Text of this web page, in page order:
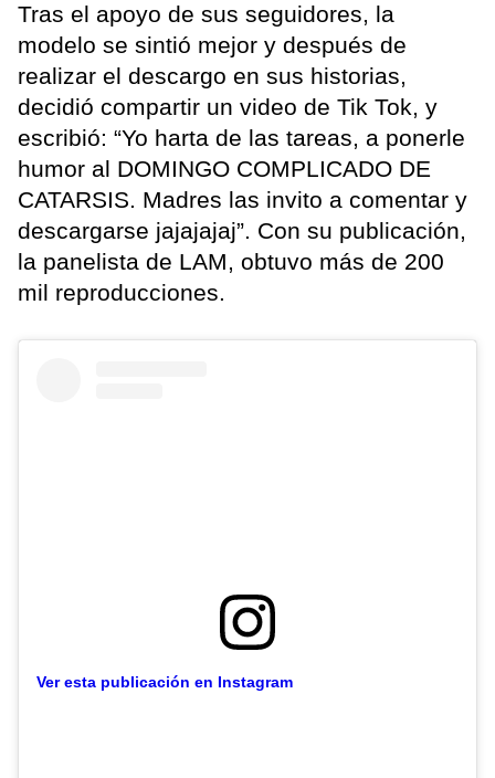
Tras el apoyo de sus seguidores, la
modelo se sintió mejor y después de
realizar el descargo en sus historias,
decidió compartir un video de Tik Tok, y
escribió: “Yo harta de las tareas, a ponerle
humor al DOMINGO COMPLICADO DE
CATARSIS. Madres las invito a comentar y
descargarse jajajajaj”. Con su publicación,
la panelista de LAM, obtuvo más de 200
mil reproducciones.
Ver esta publicación en Instagram